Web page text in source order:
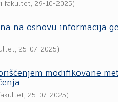
fakultet, 29-10-2025)
na osnovu informacija
, 25-07-2025)
modifikovane
, 25-07-2025)